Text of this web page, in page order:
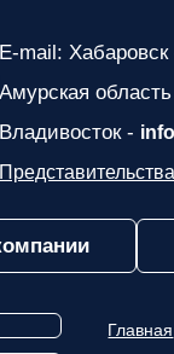
E-mail: Хабаровск
Амурская
Владивосток -
Главная